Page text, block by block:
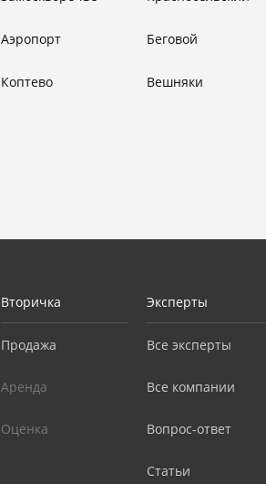
Аэропорт Беговой
Коптево Вешняки
Вторичка
Продажа
Аренда
Оценка
Эксперты
Все эксперты
Все компании
Вопрос-ответ
Статьи